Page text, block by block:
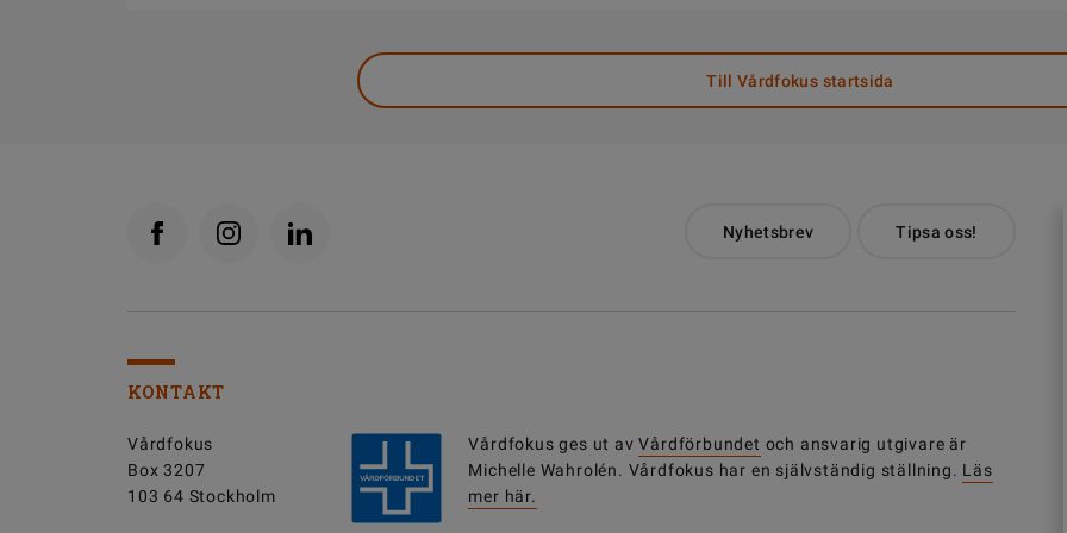
Till Vårdfokus startsida
Nyhetsbrev Tipsa oss!
KONTAKT
Vårdfokus
Box 3207
103 64 Stockholm
Vårdfokus ges ut avVårdförbundet och ansvarig utgivare är
Michelle Wahrolén. Vårdfokus har en självständig ställning. Läs
mer här.